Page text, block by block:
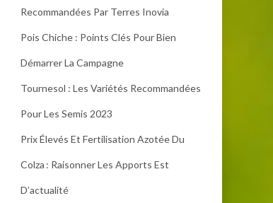
Recommandées Par Terres Inovia
Pois Chiche : Points Clés Pour Bien
Démarrer La Campagne
Tournesol : Les Variétés Recommandées
Pour Les Semis 2023
Prix Élevés Et Fertilisation Azotée Du
Colza : Raisonner Les Apports Est
D’actualité